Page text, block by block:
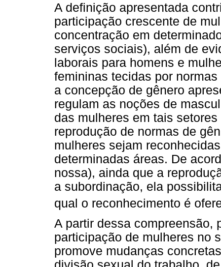
A definição apresentada
participação crescente de
concentração em
serviços sociais), além de
laborais para homens e
femininas tecidas por
a concepção de gênero
regulam as noções de
das mulheres em tais
reprodução de normas de
mulheres sejam
determinadas áreas. De
nossa), ainda que a
a subordinação, ela
qual o reconhecimento é
A partir dessa compreensão,
participação de mulheres no
promove mudanças